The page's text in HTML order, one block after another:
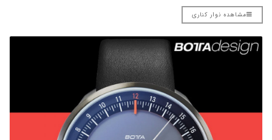
مشاهده نوار کناری